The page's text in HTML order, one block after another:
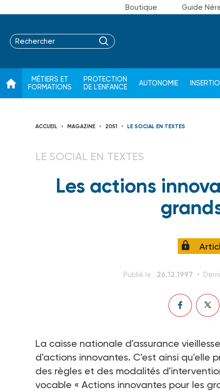
Boutique Guide
MÉTIERS ET
FORMATIONS
PROTECTION
DE L'ENFANCE
AUTONOMIE
ACCUEIL MAGAZINE 2051 LE SOCIAL EN TEXTES
LE SOCIAL EN TEXTES
Les actions
Publié le : 26.12.1997
La caisse nationale d'assurance
d'actions innovantes. C'est ainsi qu'elle
des règles et des modalités
vocable « Actions innovantes pour les